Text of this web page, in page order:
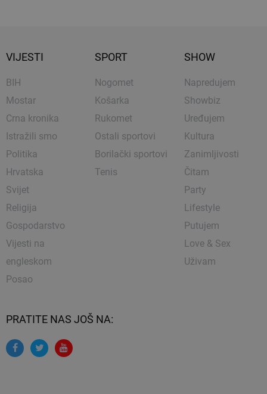
VIJESTI
BIH
Mostar
Crna kronika
Istražili smo
Politika
Hrvatska
Svijet
Religija
Gospodarstvo
Vijesti na
engleskom
Posao
SPORT
Nogomet
Košarka
Rukomet
Ostali sportovi
Borilački sportovi
Tenis
SHOW
Napredujem
Showbiz
Uređujem
Kultura
Zanimljivosti
Čitam
Party
Lifestyle
Putujem
Love & Sex
Uživam
PRATITE NAS JOŠ NA: